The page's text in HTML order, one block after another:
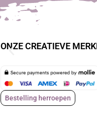
ONZE CREATIEVE
Bestelling herroepen